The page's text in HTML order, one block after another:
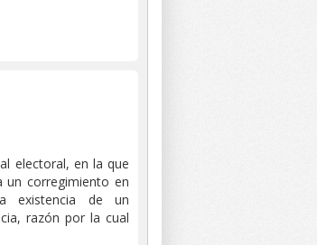
electoral, en la que
un corregimiento en
existencia de un
razón por la cual